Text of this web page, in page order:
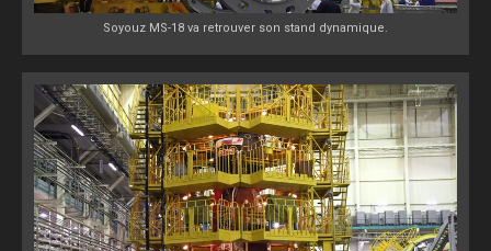
Soyouz MS-18 va retrouver son stand dynamique.